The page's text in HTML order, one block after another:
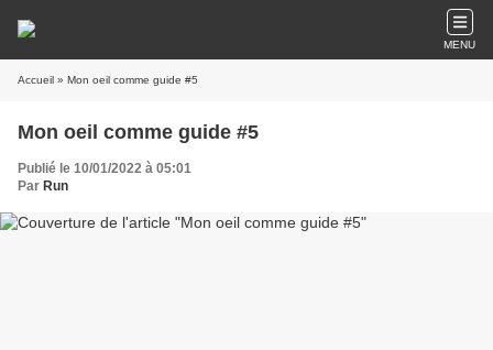
MENU
Accueil » Mon oeil comme guide #5
Mon oeil comme guide #5
Publié le 10/01/2022 à 05:01
Par Run